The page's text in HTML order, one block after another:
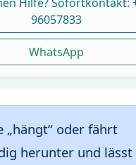
96057833
WhatsApp
„hängt“ oder fährt
herunter und lässt